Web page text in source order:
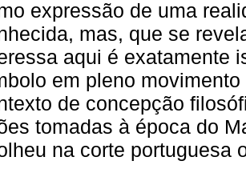
expressão de uma
mas, que se
aqui é exatamente
em pleno
de concepção
tomadas à época do
na corte portuguesa